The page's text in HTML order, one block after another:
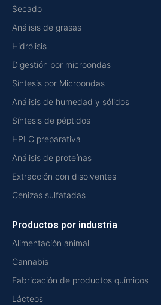
Secado
Análisis de grasas
Hidrólisis
Digestión por microondas
Síntesis por Microondas
Análisis de humedad y sólidos
Síntesis de péptidos
HPLC preparativa
Análisis de proteínas
Extracción con disolventes
Cenizas sulfatadas
Productos por industria
Alimentación animal
Cannabis
Fabricación de productos químicos
Lácteos